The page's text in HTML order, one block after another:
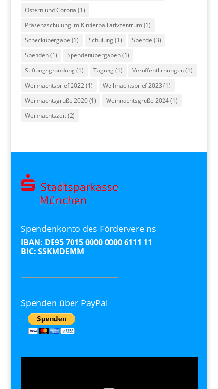
Ostern und Corona (1)
Präsenzschulung im Kinderpalliativzentrum(1)
Scheckübergabe (1) Schulung(1) Spende (3)
Spenden(1) Spendenübergaben(1)
Stiftungsgründung(1) Tagung(1) Veröffentlichungen(1)
Weihnachtsbrief 2022(1) Weihnachtsbrief 2023 (1)
Weihnachtsgrüße 2020(1) Weihnachtsgrüße 2024(1)
Weihnachtszeit(2)
Spendenkonto des Fördervereins
IBAN: DE95 7015 0000 0000 6111 11
BIC: SSKMDEMM
Spenden über PayPal